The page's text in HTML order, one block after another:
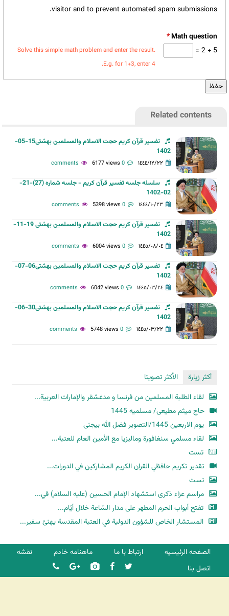
visitor and to prevent automated spam submissions.
*
5 + 2 =
Solve this simple math problem and enter the result.
E.g. for 1+3, enter 4.
Related contents
تفسیر قرآن کریم حجت الاسلام والمسلمین بهشتی15-05-
1402
١٤٤٤/١٢/٢٢ 0 comments
6177 views
سلسله جلسه تفسیر قرآن کریم - جلسه شماره (27)-21-
02-1402
١٤٤٤/١٠/٢٣ 0 comments
5398 views
تفسیر قرآن کریم حجت الاسلام والمسلمین بهشتی 19-11-
1402
١٤٤٥/٠٨/٠٤ 0 comments
6004 views
تفسیر قرآن کریم حجت الاسلام والمسلمین بهشتی06-07-
1402
١٤٤٥/٠٣/٢٤ 0 comments
6042 views
تفسیر قرآن کریم حجت الاسلام والمسلمین بهشتی30-06-
1402
١٤٤٥/٠٣/٢٢ 0 comments
5748 views
أكثر زيارة
الأكثر تصويتا
لقاء الطلبة المسلمين من فرنسا و مدغشقر والإمارات العربية...
حاج میثم مطیعی/ مسلمیه 1445
یوم الاربعین 1445/التصویر فضل الله بیجنی
لقاء مسلمي سنغافورة وماليزيا مع الأمين العام للعتبة...
تست
تقدير تكريم حافظي القران الكريم المشاركين في الدورات...
تست
مراسم عزاء ذكرى استشهاد الإمام الحسين (عليه السلام) في...
تفتح أبواب الحرم المطهر على مدار السّاعة خلال أيّام...
المستشار الخاص للشؤون الدولية في العتبة المقدسة يهنئ سفير...
الصفحه الرئیسیه ارتباط با ما ماهنامه خادم
نقشه
اتصل بنا